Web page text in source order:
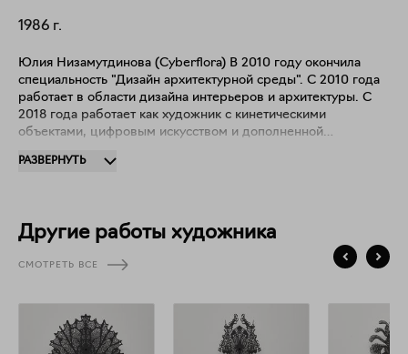
1986 г.
Юлия Низамутдинова (Cyberflora) В 2010 году окончила
специальность "Дизайн архитектурной среды". С 2010 года
работает в области дизайна интерьеров и архитектуры. С
2018 года работает как художник с кинетическими
объектами, цифровым искусством и дополненной
РАЗВЕРНУТЬ
Другие работы художника
СМОТРЕТЬ ВСЕ